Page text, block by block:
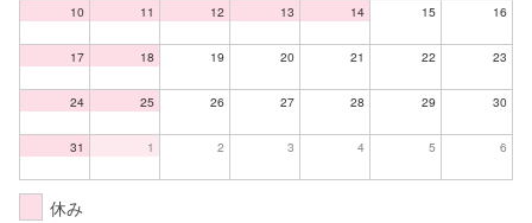
10 11 12 13 14 15 16
17 18 19 20 21 22 23
24 25 26 27 28 29 30
31 1 2 3 4 5 6
休み